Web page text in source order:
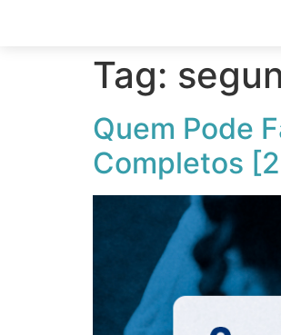
Tag:
Quem Pode
Completos